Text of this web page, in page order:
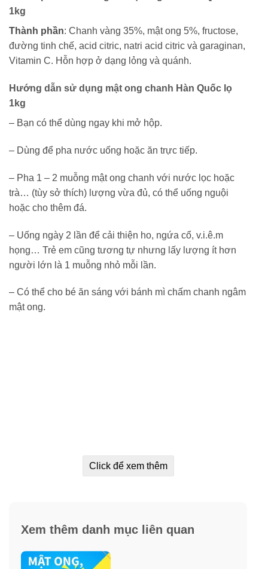
1kg
Thành phần: Chanh vàng 35%, mật ong 5%, fructose,
đường tinh chế, acid citric, natri acid citric và garaginan,
Vitamin C. Hỗn hợp ở dạng lỏng và quánh.
Hướng dẫn sử dụng mật ong chanh Hàn Quốc lọ
1kg
– Bạn có thể dùng ngay khi mở hộp.
– Dùng để pha nước uống hoặc ăn trực tiếp.
– Pha 1 – 2 muỗng mật ong chanh với nước lọc hoặc
trà… (tùy sở thích) lượng vừa đủ, có thể uống nguội
hoặc cho thêm đá.
– Uống ngày 2 lần để cải thiện ho, ngứa cổ, v.i.ê.m
họng… Trẻ em cũng tương tự nhưng lấy lượng ít hơn
người lớn là 1 muỗng nhỏ mỗi lần.
– Có thể cho bé ăn sáng với bánh mì chấm chanh ngâm
mật ong.
Click để xem thêm
Xem thêm danh mục liên quan